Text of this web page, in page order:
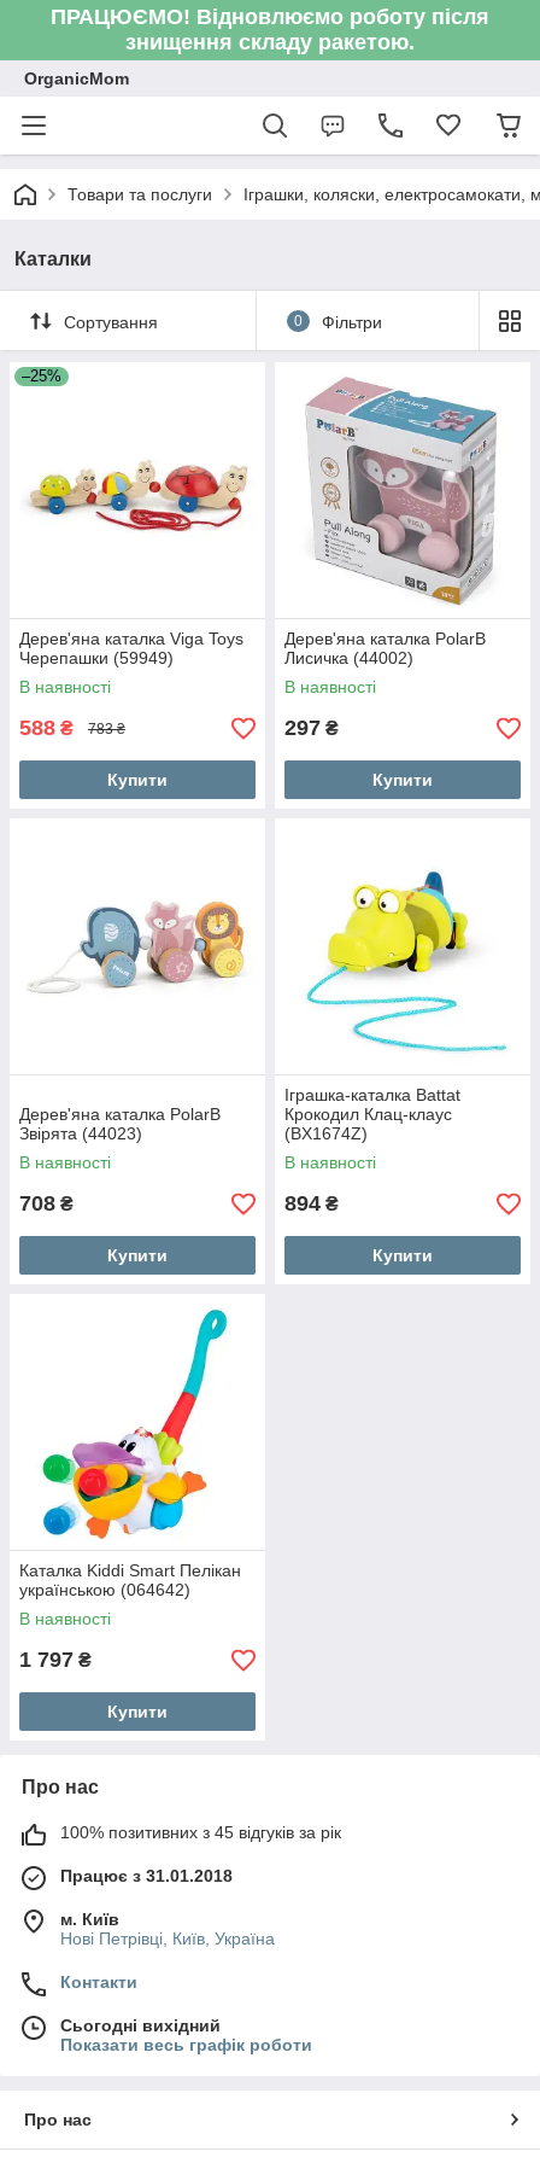
ПРАЦЮЄМО! Відновлюємо роботу після
знищення складу ракетою.
OrganicMom
Товари та послуги Іграшки, коляски,
Каталки
Сортування 0 Фільтри
–25%
Дерев'яна каталка Viga Toys
Черепашки (59949)
В наявності
588 ₴ 783 ₴
Купити
Дерев'яна каталка PolarB
Лисичка (44002)
В наявності
297 ₴
Купити
Дерев'яна каталка PolarB
Звірята (44023)
В наявності
708 ₴
Купити
Іграшка-каталка Battat
Крокодил Клац-клаус
(BX1674Z)
В наявності
894 ₴
Купити
Каталка Kiddi Smart Пелікан
українською (064642)
В наявності
1 797 ₴
Купити
Про нас
100% позитивних з 45 відгуків за рік
Працює з 31.01.2018
м. Київ
Нові Петрівці, Київ, Україна
Контакти
Сьогодні вихідний
Показати весь графік роботи
Про нас